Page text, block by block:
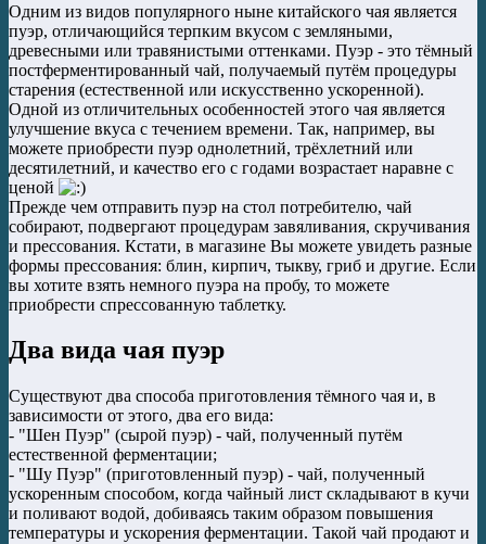
Одним из видов популярного ныне китайского чая является
пуэр, отличающийся терпким вкусом с земляными,
древесными или травянистыми оттенками. Пуэр - это тёмный
постферментированный чай, получаемый путём процедуры
старения (естественной или искусственно ускоренной).
Одной из отличительных особенностей этого чая является
улучшение вкуса с течением времени. Так, например, вы
можете приобрести пуэр однолетний, трёхлетний или
десятилетний, и качество его с годами возрастает наравне с
ценой
Прежде чем отправить пуэр на стол потребителю, чай
собирают, подвергают процедурам завяливания, скручивания
и прессования. Кстати, в магазине Вы можете увидеть разные
формы прессования: блин, кирпич, тыкву, гриб и другие. Если
вы хотите взять немного пуэра на пробу, то можете
приобрести спрессованную таблетку.
Два вида чая пуэр
Существуют два способа приготовления тёмного чая и, в
зависимости от этого, два его вида:
- "Шен Пуэр" (сырой пуэр) - чай, полученный путём
естественной ферментации;
- "Шу Пуэр" (приготовленный пуэр) - чай, полученный
ускоренным способом, когда чайный лист складывают в кучи
и поливают водой, добиваясь таким образом повышения
температуры и ускорения ферментации. Такой чай продают и